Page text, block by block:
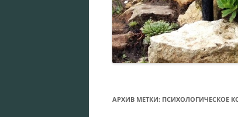
АРХИВ МЕТКИ: ПСИХОЛОГИЧЕСКОЕ